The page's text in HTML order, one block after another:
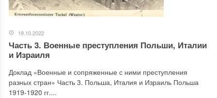
19.10.2022
Часть 3. Военные преступления Польши, Италии
и Израиля
Доклад «Военные и сопряженные с ними преступления
разных стран» Часть 3. Польша, Италия и Израиль Польша
1919-1920 гг....